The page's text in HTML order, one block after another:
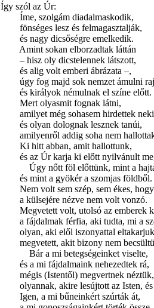
Így szól az Úr:
Íme, szolgám diadalmaskodik,
fönséges lesz és felmagasztalják,
és nagy dicsőségre emelkedik.
Amint sokan elborzadtak láttán
– hisz oly dicstelennek látszott,
és alig volt emberi ábrázata –,
úgy fog majd sok nemzet ámulni
és királyok némulnak el színe előtt.
Mert olyasmit fognak látni,
amilyet még sohasem hirdettek
és olyan dolognak lesznek tanúi,
amilyenről addig soha nem
Ki hitt abban, amit hallottunk,
és az Úr karja ki előtt nyilvánult
Úgy nőtt föl előttünk, mint a
és mint a gyökér a szomjas földből.
Nem volt sem szép, sem ékes, hogy
a külsejére nézve nem volt vonzó.
Megvetett volt, utolsó az emberek
a fájdalmak férfia, aki tudta, mi a
olyan, aki elől iszonyattal eltakarjuk
megvetett, akit bizony nem
Bár a mi betegségeinket viselte,
és a mi fájdalmaink nehezedtek rá,
mégis (Istentől) megvertnek néztük,
olyannak, akire lesújtott az Isten, és
Igen, a mi bűneinkért szúrták át,